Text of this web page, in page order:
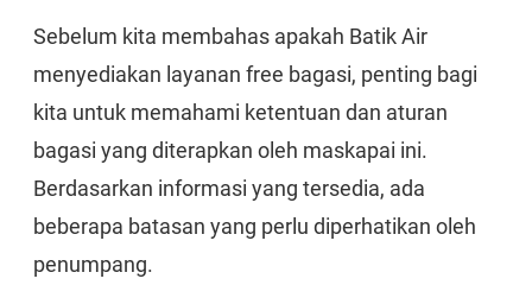
Sebelum kita membahas apakah Batik Air
menyediakan layanan free bagasi, penting bagi
kita untuk memahami ketentuan dan aturan
bagasi yang diterapkan oleh maskapai ini.
Berdasarkan informasi yang tersedia, ada
beberapa batasan yang perlu diperhatikan oleh
penumpang.